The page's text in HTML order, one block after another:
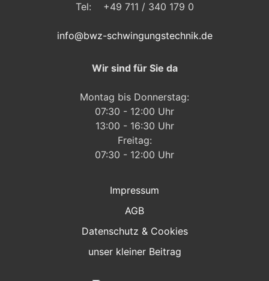
Tel: +49 711 / 340 179 0
info@bwz-schwingungstechnik.de
Wir sind für Sie da
Montag bis Donnerstag:
07:30 - 12:00 Uhr
13:00 - 16:30 Uhr
Freitag:
07:30 - 12:00 Uhr
Impressum
AGB
Datenschutz & Cookies
unser kleiner Beitrag